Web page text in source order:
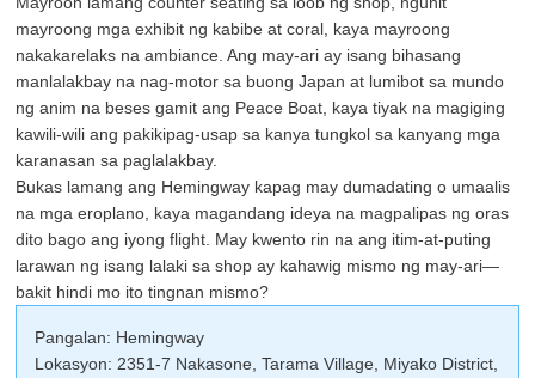
mayroong mga exhibit ng kabibe at coral, kaya mayroong
nakakarelaks na ambiance. Ang may-ari ay isang bihasang
manlalakbay na nag-motor sa buong Japan at lumibot sa mundo
ng anim na beses gamit ang Peace Boat, kaya tiyak na magiging
kawili-wili ang pakikipag-usap sa kanya tungkol sa kanyang mga
karanasan sa paglalakbay.
Bukas lamang ang Hemingway kapag may dumadating o umaalis
na mga eroplano, kaya magandang ideya na magpalipas ng oras
dito bago ang iyong flight. May kwento rin na ang itim-at-puting
larawan ng isang lalaki sa shop ay kahawig mismo ng may-ari—
bakit hindi mo ito tingnan mismo?
Pangalan: Hemingway
Lokasyon: 2351-7 Nakasone, Tarama Village, Miyako District,